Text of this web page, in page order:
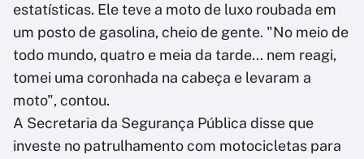
estatísticas. Ele teve a moto de luxo roubada em
um posto de gasolina, cheio de gente. "No meio de
todo mundo, quatro e meia da tarde... nem reagi,
tomei uma coronhada na cabeça e levaram a
moto", contou.
A Secretaria da Segurança Pública disse que
investe no patrulhamento com motocicletas para